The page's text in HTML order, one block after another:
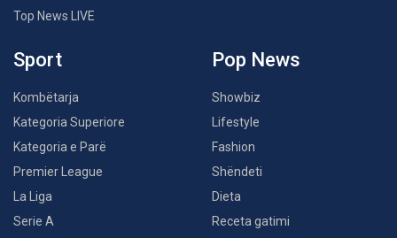
Top News LIVE
Sport
Kombëtarja
Kategoria Superiore
Kategoria e Parë
Premier League
La Liga
Serie A
Pop News
Showbiz
Lifestyle
Fashion
Shëndeti
Dieta
Receta gatimi